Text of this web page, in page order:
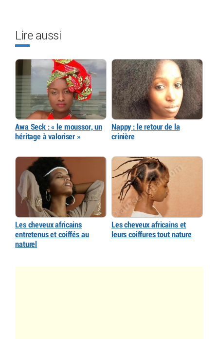
Lire aussi
Awa Seck : « le moussor, un
héritage à valoriser »
Nappy : le retour de la
crinière
Les cheveux africains
entretenus et coiffés au
naturel
Les cheveux africains et
leurs coiffures tout nature